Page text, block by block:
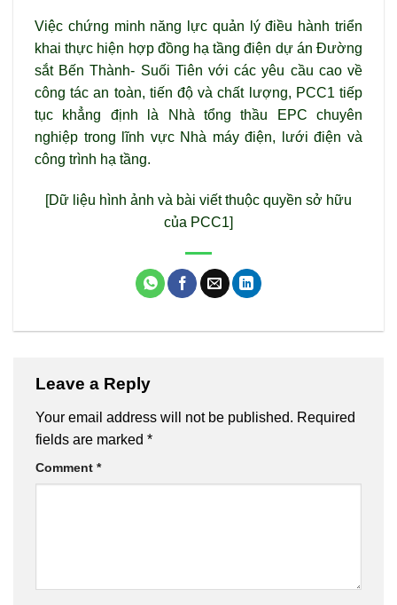
Việc chứng minh năng lực quản lý điều hành triển
khai thực hiện hợp đồng hạ tầng điện dự án Đường
sắt Bến Thành- Suối Tiên với các yêu cầu cao về
công tác an toàn, tiến độ và chất lượng, PCC1 tiếp
tục khẳng định là Nhà tổng thầu EPC chuyên
nghiệp trong lĩnh vực Nhà máy điện, lưới điện và
công trình hạ tầng.
[Dữ liệu hình ảnh và bài viết thuộc quyền sở hữu
của PCC1]
Leave a Reply
Your email address will not be published. Required
fields are marked *
Comment *